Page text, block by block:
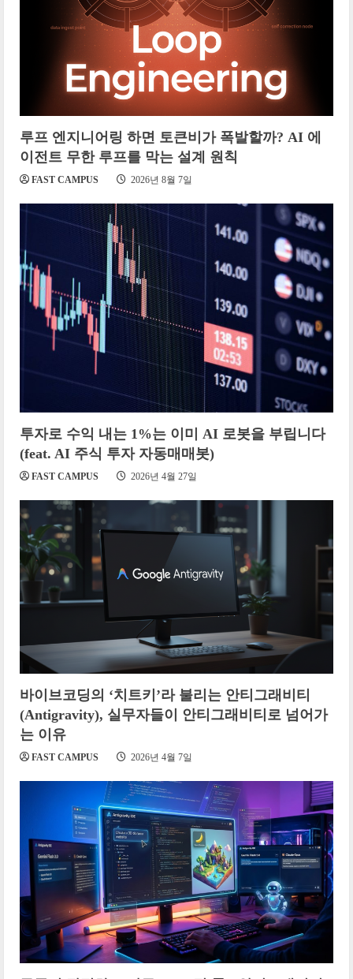
루프 엔지니어링 하면 토큰비가 폭발할까? AI 에
이전트 무한 루프를 막는 설계 원칙
FAST CAMPUS 2026년 8월 7일
투자로 수익 내는 1%는 이미 AI 로봇을 부립니다
(feat. AI 주식 투자 자동매매봇)
FAST CAMPUS 2026년 4월 27일
바이브코딩의 ‘치트키’라 불리는 안티그래비티
(Antigravity), 실무자들이 안티그래비티로 넘어가
는 이유
FAST CAMPUS 2026년 4월 7일